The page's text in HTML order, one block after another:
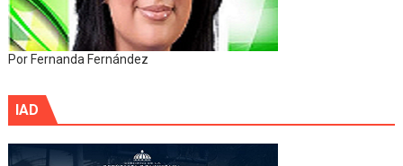
Por Fernanda Fernández
IAD